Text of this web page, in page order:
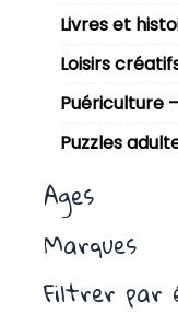
Livres et
Loisirs
Puériculture
Puzzles
Ages
Marques
Filtrer par